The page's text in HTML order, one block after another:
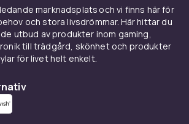
badet.
och skötmöbler
& skötmöbler
på en stabil yta och se till
eller bälte som hindrar
marknadsplats och vi finns här för
och stora livsdrömmar. Här hittar du
utbud av produkter inom gaming,
till trädgård, skönhet och produkter
för livet helt enkelt.